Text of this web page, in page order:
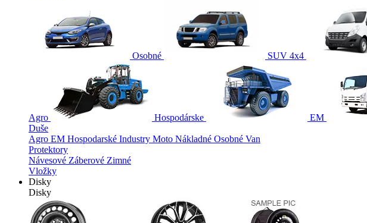
Osobné SUV 4x4
Agro Hospodárske EM
Duše
Agro EM Hospodarské Industry Moto Nákladné Osobné Van
Protektory
Návesové Záberové Zimné
Vložky
Disky
Disky